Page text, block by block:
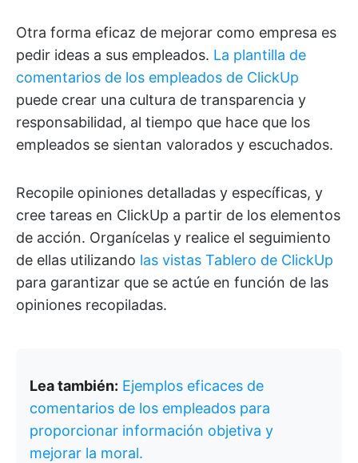
Otra forma eficaz de mejorar como empresa es
pedir ideas a sus empleados. La plantilla de
comentarios de los empleados de ClickUp
puede crear una cultura de transparencia y
responsabilidad, al tiempo que hace que los
empleados se sientan valorados y escuchados.
Recopile opiniones detalladas y específicas, y
cree tareas en ClickUp a partir de los elementos
de acción. Organícelas y realice el seguimiento
de ellas utilizando las vistas Tablero de ClickUp
para garantizar que se actúe en función de las
opiniones recopiladas.
Lea también: Ejemplos eficaces de
comentarios de los empleados para
proporcionar información objetiva y
mejorar la moral.